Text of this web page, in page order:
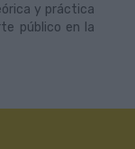
y práctica
público en la